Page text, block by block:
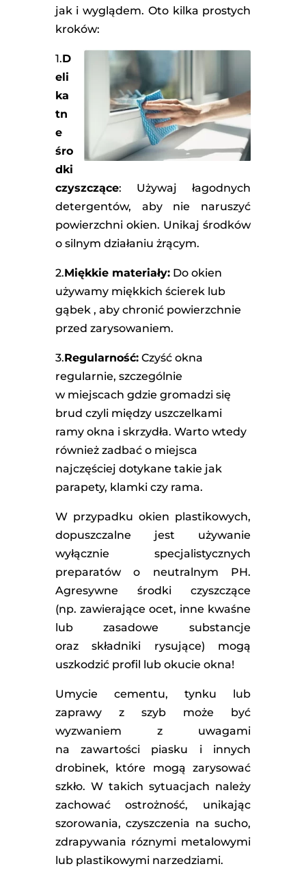
jak i wyglądem. Oto kilka prostych
kroków:
1.D
eli
ka
tn
e
śro
dki
czyszczące: Używaj łagodnych
detergentów, aby nie naruszyć
powierzchni okien. Unikaj środków
o silnym działaniu żrącym.
2.Miękkie materiały:Do okien
używamy miękkich ścierek lub
gąbek , aby chronić powierzchnie
przed zarysowaniem.
3.Regularność:Czyść okna
regularnie, szczególnie
w miejscach gdzie gromadzi się
brud czyli między uszczelkami
ramy okna i skrzydła. Warto wtedy
również zadbać o miejsca
najczęściej dotykane takie jak
parapety, klamki czy rama.
W przypadku okien plastikowych,
dopuszczalne jest używanie
wyłącznie specjalistycznych
preparatów o neutralnym PH.
Agresywne środki czyszczące
(np. zawierające ocet, inne kwaśne
lub zasadowe substancje
oraz składniki rysujące) mogą
uszkodzić profil lub okucie okna!
Umycie cementu, tynku lub
zaprawy z szyb może być
wyzwaniem z uwagami
na zawartości piasku i innych
drobinek, które mogą zarysować
szkło. W takich sytuacjach należy
zachować ostrożność, unikając
szorowania, czyszczenia na sucho,
zdrapywania róznymi metalowymi
lub plastikowymi narzedziami.